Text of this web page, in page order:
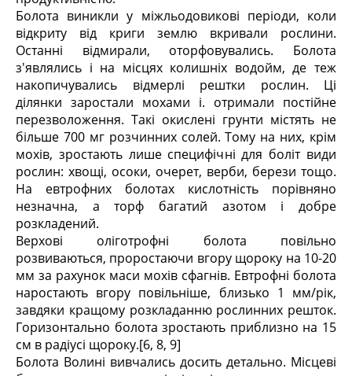
Болота виникли у міжльодовикові періоди, коли
відкриту від криги землю вкривали рослини.
Останні відмирали, оторфовувались. Болота
з'являлись і на місцях колишніх водойм, де теж
накопичувались відмерлі рештки рослин. Ці
ділянки заростали мохами і. отримали постійне
перезволоження. Такі окислені грунти містять не
більше 700 мг розчинних солей. Тому на них, крім
мохів, зростають лише специфічні для боліт види
рослин: хвощі, осоки, очерет, верби, берези тощо.
На евтрофних болотах кислотність порівняно
незначна, а торф багатий азотом і добре
розкладений.
Верхові оліготрофні болота повільно
розвиваються, проростаючи вгору щороку на 10-20
мм за рахунок маси мохів сфагнів. Евтрофні болота
наростають вгору повільніше, близько 1 мм/рік,
завдяки кращому розкладанню рослинних решток.
Горизонтально болота зростають приблизно на 15
см в радіусі щороку.[6, 8, 9]
Болота Волині вивчались досить детально. Місцеві